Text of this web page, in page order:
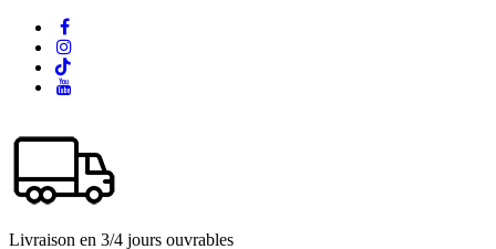
Livraison en 3/4 jours ouvrables